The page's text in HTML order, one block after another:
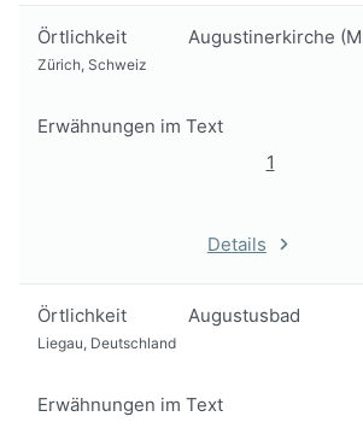
Örtlichkeit Augustinerkirche
Zürich, Schweiz
Erwähnungen im Text
1
Details
Örtlichkeit Augustusbad
Liegau, Deutschland
Erwähnungen im Text